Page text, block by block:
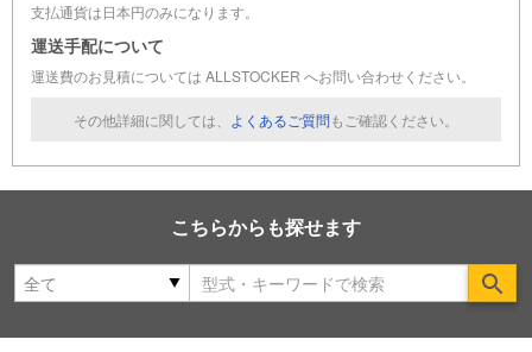
支払通貨は日本円のみになります。
運送手配について
運送費のお見積については ALLSTOCKER へお問い合わせください。
その他詳細に関しては、 よくあるご質問もご確認ください。
こちらからも探せます